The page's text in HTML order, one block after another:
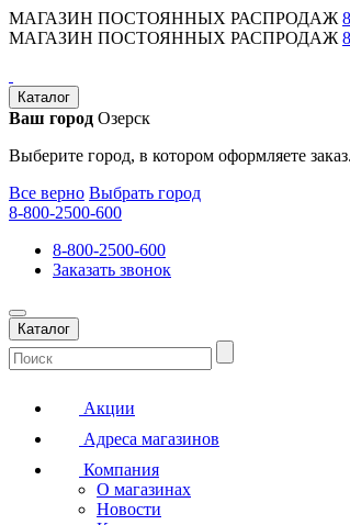
МАГАЗИН ПОСТОЯННЫХ РАСПРОДАЖ
МАГАЗИН ПОСТОЯННЫХ РАСПРОДАЖ
Каталог
Ваш город Озерск
Выберите город, в котором оформляете
Все верно Выбрать город
8-800-2500-600
8-800-2500-600
Заказать звонок
Каталог
Акции
Адреса магазинов
Компания
О магазинах
Новости